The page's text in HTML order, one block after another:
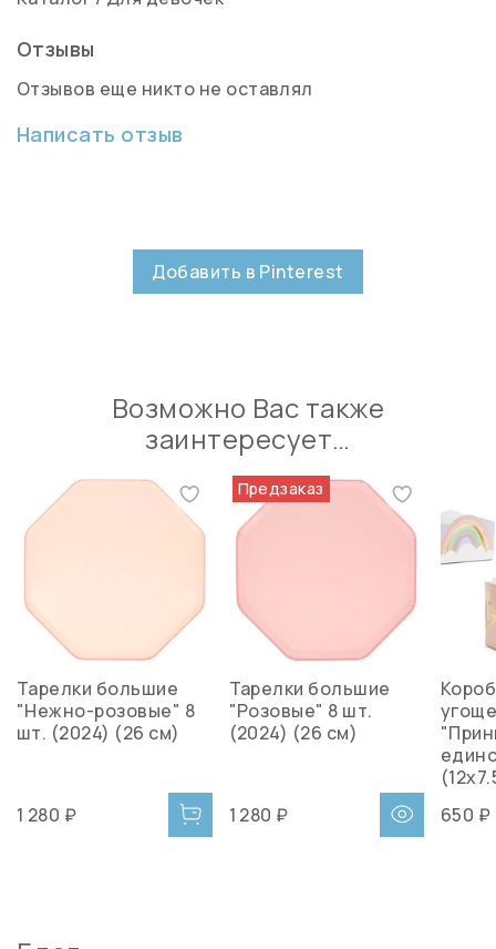
Отзывы
Отзывов еще никто не оставлял
Написать отзыв
Добавить в Pinterest
Возможно Вас также
заинтересует…
Тарелки большие
"Нежно-розовые" 8
шт. (2024) (26 см)
1 280 ₽
Предзаказ
Тарелки большие
"Розовые" 8 шт.
(2024) (26 см)
1 280 ₽
650 ₽